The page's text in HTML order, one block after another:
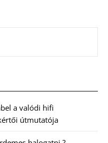
a valódi hifi
útmutatója